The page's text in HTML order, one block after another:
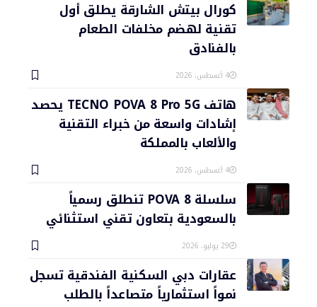
كورال بيتش الشارقة يطلق أول
تقنية لهضم مخلفات الطعام
بالفنادق
4 أغسطس، 2026
هاتف TECNO POVA 8 Pro 5G يحصد
إشادات واسعة من خبراء التقنية
والألعاب بالمملكة
4 أغسطس، 2026
سلسلة POVA 8 تنطلق رسمياً
بالسعودية بتعاون تقني استثنائي
29 يوليو، 2026
عقارات دبي السكنية الفندقية تسجل
نمواً استثمارياً متصاعداً بالطلب